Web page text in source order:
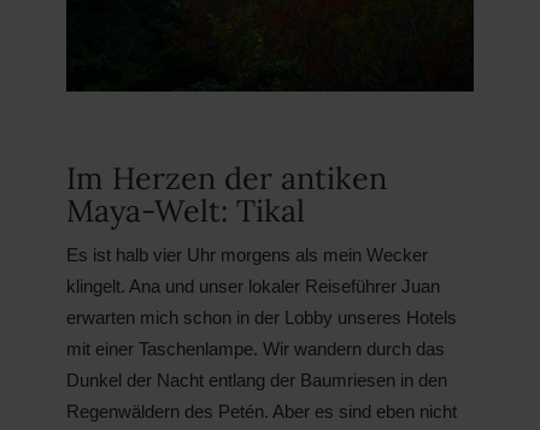
Im Herzen der antiken
Maya-Welt: Tikal
Es ist halb vier Uhr morgens als mein Wecker
klingelt. Ana und unser lokaler Reiseführer Juan
erwarten mich schon in der Lobby unseres Hotels
mit einer Taschenlampe. Wir wandern durch das
Dunkel der Nacht entlang der Baumriesen in den
Regenwäldern des Petén. Aber es sind eben nicht